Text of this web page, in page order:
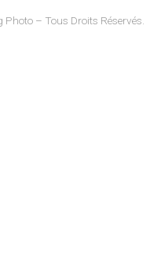
– Tous Droits Réservés.